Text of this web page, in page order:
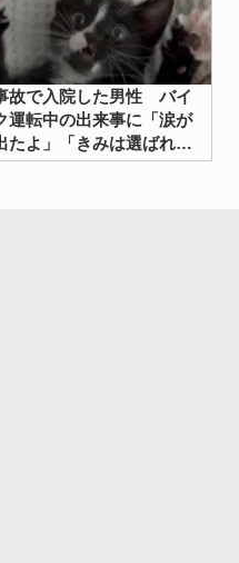
故で入院した男性 バイ
運転中の出来事に「涙が
たよ」「きみは選ばれ
」